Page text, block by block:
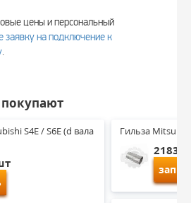
цены и персональный
заявку на подключение к
.
S4E / S6E (d вала
Гильза